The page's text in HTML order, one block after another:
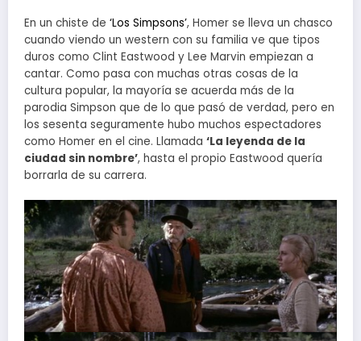
En un chiste de ‘Los Simpsons’, Homer se lleva un chasco
cuando viendo un western con su familia ve que tipos
duros como Clint Eastwood y Lee Marvin empiezan a
cantar. Como pasa con muchas otras cosas de la
cultura popular, la mayoría se acuerda más de la
parodia Simpson que de lo que pasó de verdad, pero en
los sesenta seguramente hubo muchos espectadores
como Homer en el cine. Llamada ‘La leyenda de la
ciudad sin nombre’, hasta el propio Eastwood quería
borrarla de su carrera.